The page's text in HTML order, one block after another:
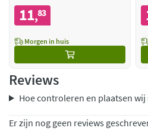
11,83
Morgen in huis
Reviews
Hoe controleren en plaatsen wij
Er zijn nog geen reviews